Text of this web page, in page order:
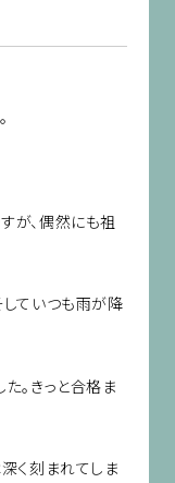
が、偶然にも祖
ていつも雨が降
。きっと合格ま
く刻まれてしま